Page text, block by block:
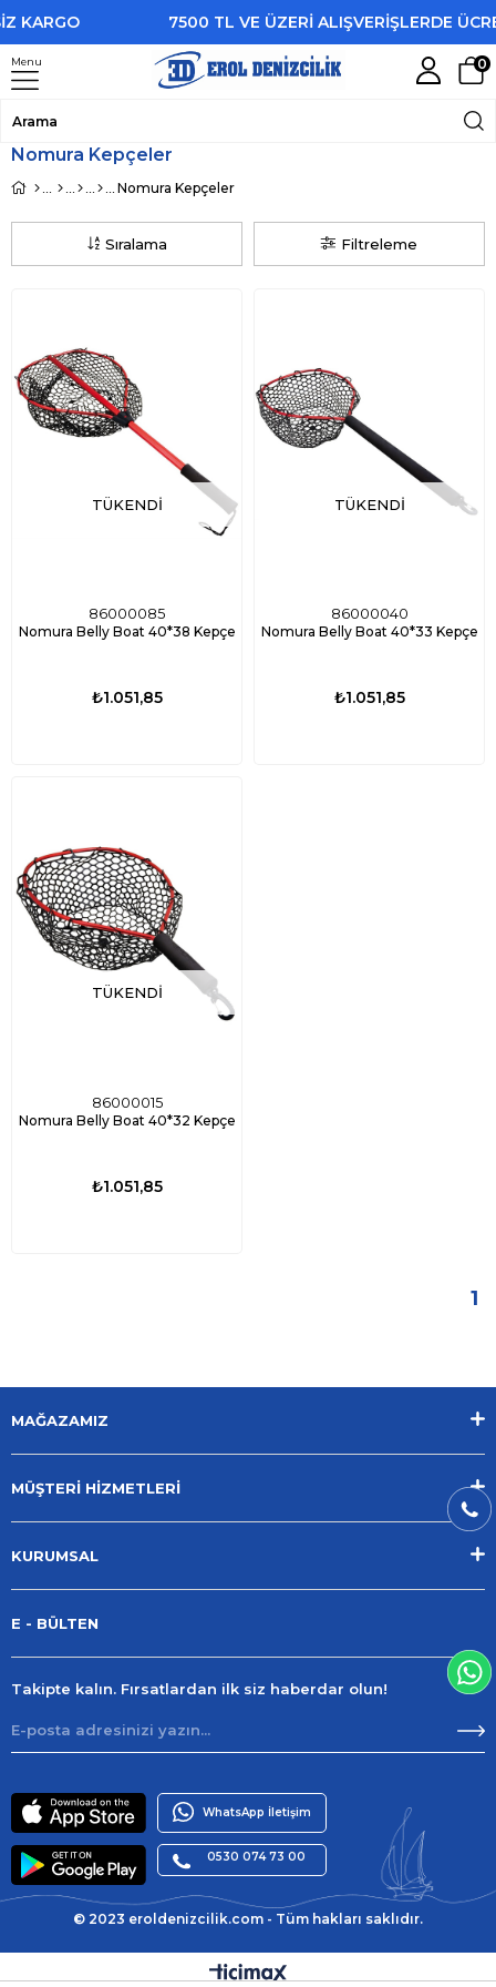
KARGO 7500 TL VE ÜZERİ ALIŞVERİŞLERDE
Menu 0
Nomura Kepçeler
Nomura Kepçeler
Filtreleme
Sıralama
TÜKENDI
86000085
Nomura Belly Boat 40*38 Kepçe
₺1.051,85
TÜKENDI
86000040
Nomura Belly Boat 40*33 Kepçe
₺1.051,85
TÜKENDI
86000015
Nomura Belly Boat 40*32 Kepçe
₺1.051,85
1
MAĞAZAMIZ
MÜŞTERİ HİZMETLERİ
KURUMSAL
E - BÜLTEN
Takipte kalın. Fırsatlardan ilk siz haberdar olun!
WhatsApp İletişim
0530 074 73 00
© 2023 eroldenizcilik.com - Tüm hakları saklıdır.